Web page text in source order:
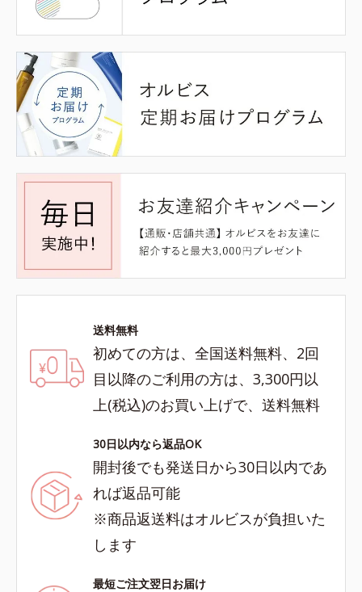
送料無料
初めての方は、全国送料無料、2回
目以降のご利用の方は、3,300円以
上(税込)のお買い上げで、送料無料
30日以内なら返品OK
開封後でも発送日から30日以内であ
れば返品可能
※商品返送料はオルビスが負担いた
します
最短ご注文翌日お届け